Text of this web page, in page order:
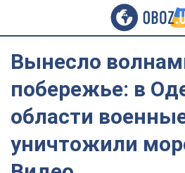
Вынесло
побережье: в
области
уничтожили